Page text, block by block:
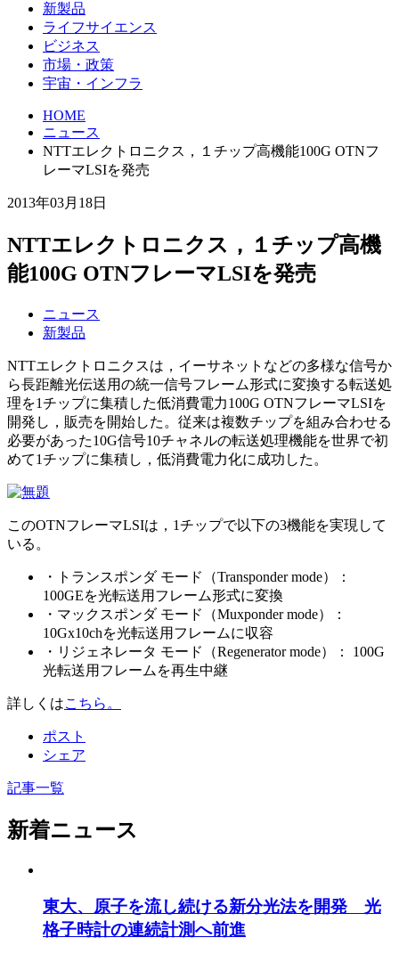
新製品
ライフサイエンス
ビジネス
市場・政策
宇宙・インフラ
HOME
ニュース
NTTエレクトロニクス，１チップ高機能100G OTNフ
レーマLSIを発売
2013年03月18日
NTTエレクトロニクス，１チップ高機
能100G OTNフレーマLSIを発売
ニュース
新製品
NTTエレクトロニクスは，イーサネットなどの多様な信号か
ら長距離光伝送用の統一信号フレーム形式に変換する転送処
理を1チップに集積した低消費電力100G OTNフレーマLSIを
開発し，販売を開始した。従来は複数チップを組み合わせる
必要があった10G信号10チャネルの転送処理機能を世界で初
めて1チップに集積し，低消費電力化に成功した。
このOTNフレーマLSIは，1チップで以下の3機能を実現して
いる。
・トランスポンダ モード（Transponder mode）：
100GEを光転送用フレーム形式に変換
・マックスポンダ モード（Muxponder mode）：
10Gx10chを光転送用フレームに収容
・リジェネレータ モード（Regenerator mode）： 100G
光転送用フレームを再生中継
詳しくはこちら。
ポスト
シェア
記事一覧
新着ニュース
東大、原子を流し続ける新分光法を開発 光
格子時計の連続計測へ前進